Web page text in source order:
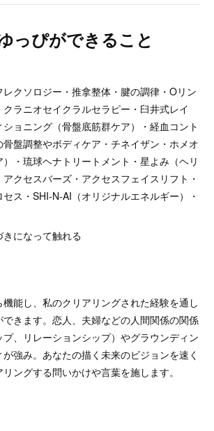
っぴができること
クソロジー・推拿整体・腱の調律・Oリン
ラニオセイクラルセラピー・臼井式レイ
ョニング（骨盤底筋群ケア）・経血コント
盤調整やボディケア・チネイザン・ホメオ
・琉球ヘナトリートメント・星よみ（ヘリ
クセスバーズ・アクセスフェイスリフト・
ス・SHI-N-AI（オリジナルエネルギー）・
きになって触れる
能し、私のクリアリングされた経験を通し
きます。恋人、夫婦などの人間関係の関係
、リレーションシップ）やグラウンディン
強み。あなたの描く未来のビジョンを速く
ングする問いかけや言葉を施します。